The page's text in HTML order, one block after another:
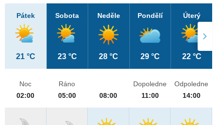
Pátek
21 °C
Sobota
23 °C
Neděle
28 °C
Pondělí
29 °C
Úterý
22 °C
Noc
02:00
Ráno
05:00
08:00
Dopoledne
11:00
Odpoledne
14:00